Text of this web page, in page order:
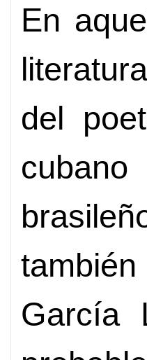
En
del
García